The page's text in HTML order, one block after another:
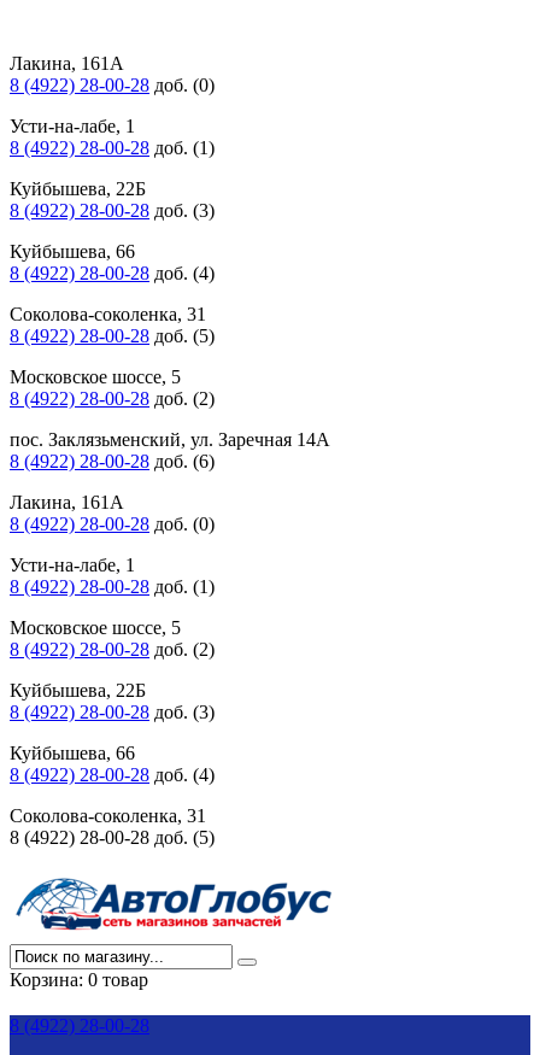
Лакина, 161А
8 (4922) 28-00-28 доб. (0)
Усти-на-лабе, 1
8 (4922) 28-00-28 доб. (1)
Куйбышева, 22Б
8 (4922) 28-00-28 доб. (3)
Куйбышева, 66
8 (4922) 28-00-28 доб. (4)
Соколова-соколенка, 31
8 (4922) 28-00-28 доб. (5)
Московское шоссе, 5
8 (4922) 28-00-28 доб. (2)
пос. Заклязьменский, ул. Заречная 14А
8 (4922) 28-00-28 доб. (6)
Лакина, 161А
8 (4922) 28-00-28 доб. (0)
Усти-на-лабе, 1
8 (4922) 28-00-28 доб. (1)
Московское шоссе, 5
8 (4922) 28-00-28 доб. (2)
Куйбышева, 22Б
8 (4922) 28-00-28 доб. (3)
Куйбышева, 66
8 (4922) 28-00-28 доб. (4)
Соколова-соколенка, 31
8 (4922) 28-00-28 доб. (5)
Корзина: 0 товар
8 (4922) 28-00-28